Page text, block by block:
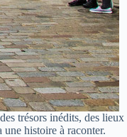
trésors inédits, des lieux
histoire à raconter.